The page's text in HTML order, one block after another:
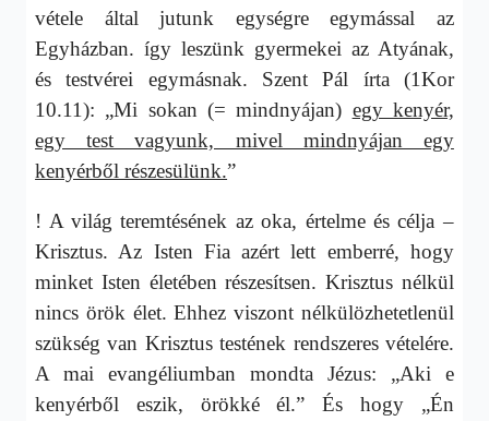
vétele által jutunk egységre egymással az
Egyházban. így leszünk gyermekei az Atyának,
és testvérei egymásnak. Szent Pál írta (1Kor
10.11): „Mi sokan (= mindnyájan) egy kenyér,
egy test vagyunk, mivel mindnyájan egy
kenyérből részesülünk.”
! A világ teremtésének az oka, értelme és célja –
Krisztus. Az Isten Fia azért lett emberré, hogy
minket Isten életében részesítsen. Krisztus nélkül
nincs örök élet. Ehhez viszont nélkülözhetetlenül
szükség van Krisztus testének rendszeres vételére.
A mai evangéliumban mondta Jézus: „Aki e
kenyérből eszik, örökké él.” És hogy „Én